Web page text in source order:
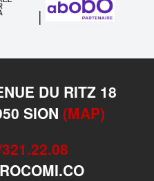
|
DU RITZ 18
SION (MAP)